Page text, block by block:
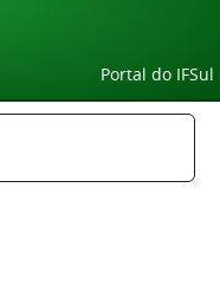
Portal do IFSul